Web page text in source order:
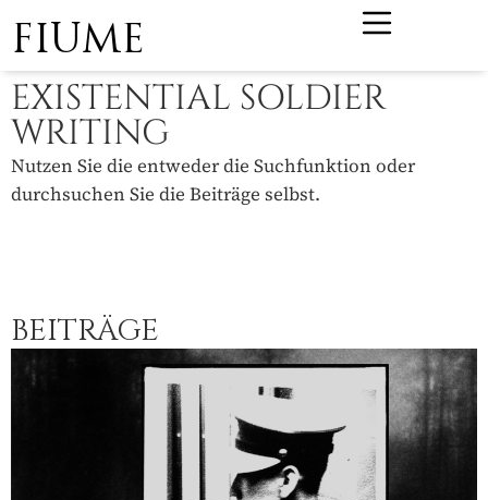
FIUME
EXISTENTIAL SOLDIER
WRITING
Nutzen Sie die entweder die Suchfunktion oder
durchsuchen Sie die Beiträge selbst.
BEITRÄGE